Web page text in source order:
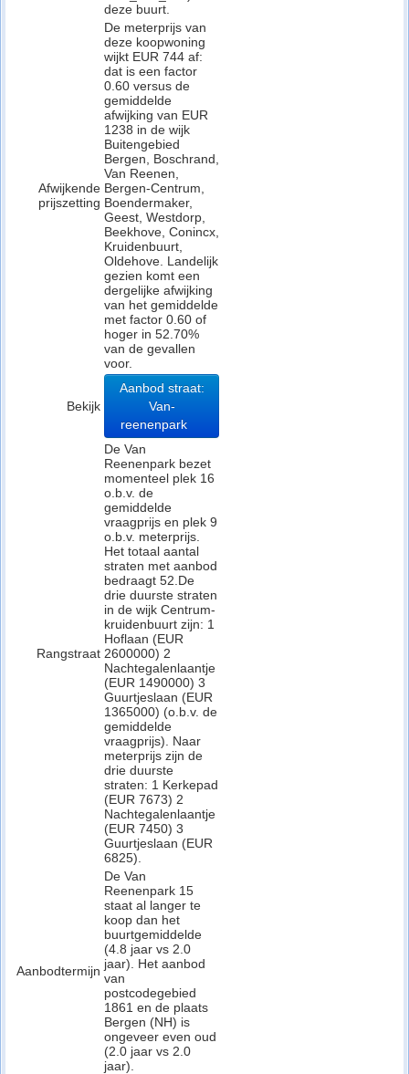
deze buurt.
Afwijkende
prijszetting
De meterprijs van
deze koopwoning
wijkt EUR 744 af:
dat is een factor
0.60 versus de
gemiddelde
afwijking van EUR
1238 in de wijk
Buitengebied
Bergen, Boschrand,
Van Reenen,
Bergen-Centrum,
Boendermaker,
Geest, Westdorp,
Beekhove, Conincx,
Kruidenbuurt,
Oldehove. Landelijk
gezien komt een
dergelijke afwijking
van het gemiddelde
met factor 0.60 of
hoger in 52.70%
van de gevallen
voor.
Bekijk
Aanbod straat:
Van-
reenenpark
Rangstraat
De Van
Reenenpark bezet
momenteel plek 16
o.b.v. de
gemiddelde
vraagprijs en plek 9
o.b.v. meterprijs.
Het totaal aantal
straten met aanbod
bedraagt 52.De
drie duurste straten
in de wijk Centrum-
kruidenbuurt zijn: 1
Hoflaan (EUR
2600000) 2
Nachtegalenlaantje
(EUR 1490000) 3
Guurtjeslaan (EUR
1365000) (o.b.v. de
gemiddelde
vraagprijs). Naar
meterprijs zijn de
drie duurste
straten: 1 Kerkepad
(EUR 7673) 2
Nachtegalenlaantje
(EUR 7450) 3
Guurtjeslaan (EUR
6825).
Aanbodtermijn
De Van
Reenenpark 15
staat al langer te
koop dan het
buurtgemiddelde
(4.8 jaar vs 2.0
jaar). Het aanbod
van
postcodegebied
1861 en de plaats
Bergen (NH) is
ongeveer even oud
(2.0 jaar vs 2.0
jaar).